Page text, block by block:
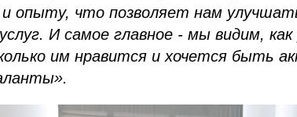
и опыту, что позволяет нам
И самое главное - мы видим,
им нравится и хочется быть